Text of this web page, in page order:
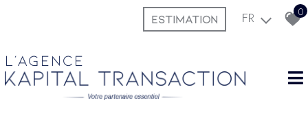
ESTIMATION FR
0
L'agence